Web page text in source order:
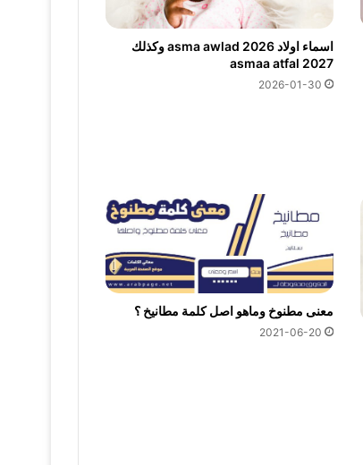
اسماء اولاد 2026 asma awlad وكذلك
asmaa atfal 2027
2026-01-30
معنى مطنوخ وماهو اصل كلمة مطانيخ ؟
2021-06-20